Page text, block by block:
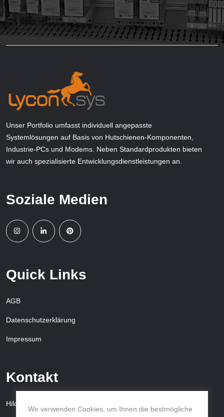
Wir verwenden Cookies, um Ihnen die bestmögliche
Unser Portfolio umfasst individuell angepasste
Systemlösungen auf Basis von Hutschienen-Komponenten,
Industrie-PCs und Modems. Neben Standardprodukten bieten
wir auch spezialisierte Entwicklungsdienstleistungen an.
Soziale Medien
Quick Links
AGB
Datenschutzerklärung
Impressum
Kontakt
Hildegardstr. 12A, 61231 Bad Nauheim, Deutschland